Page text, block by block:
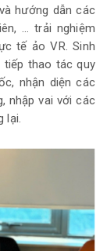
hướng dẫn các
… trải nghiệm
tế ảo VR. Sinh
tiếp thao tác quy
nhận diện các
nhập vai với các
lại.